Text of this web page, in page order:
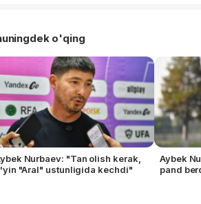
o'qing
Nurbaev: "Tan olish kerak,
"Aral" ustunligida kechdi"
Aybek
pand